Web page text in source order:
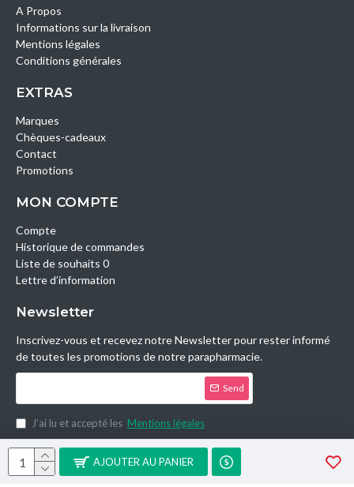
AJOUTER AU PANIER
A Propos
Informations sur la livraison
Mentions légales
Conditions générales
EXTRAS
Marques
Chèques-cadeaux
Contact
Promotions
MON COMPTE
Compte
Historique de commandes
Liste de souhaits 0
Lettre d’information
Newsletter
Inscrivez-vous et recevez notre Newsletter pour rester informé
de toutes les promotions de notre parapharmacie.
Send
J’ai lu et accepté les Mentions légales
Copyright © 2014, Parashop.tn, All Rights Reserved.